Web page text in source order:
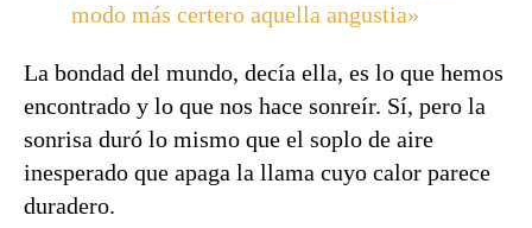
modo más certero aquella angustia»
La bondad del mundo, decía ella, es lo que hemos
encontrado y lo que nos hace sonreír. Sí, pero la
sonrisa duró lo mismo que el soplo de aire
inesperado que apaga la llama cuyo calor parece
duradero.